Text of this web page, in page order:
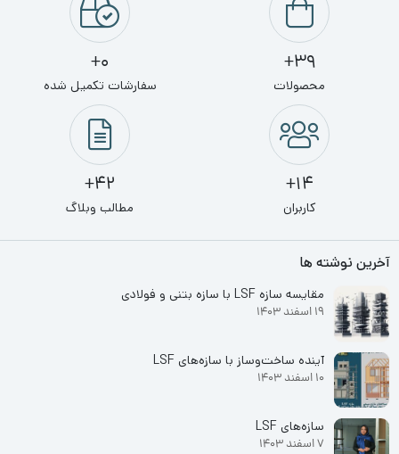
39+
محصولات
0+
سفارشات تکمیل شده
14+
کاربران
42+
مطالب وبلاگ
آخرین نوشته ها
مقایسه سازه LSF با سازه بتنی و فولادی
19 اسفند 1403
آینده ساخت‌وساز با سازه‌های LSF
10 اسفند 1403
سازه‌های LSF
7 اسفند 1403